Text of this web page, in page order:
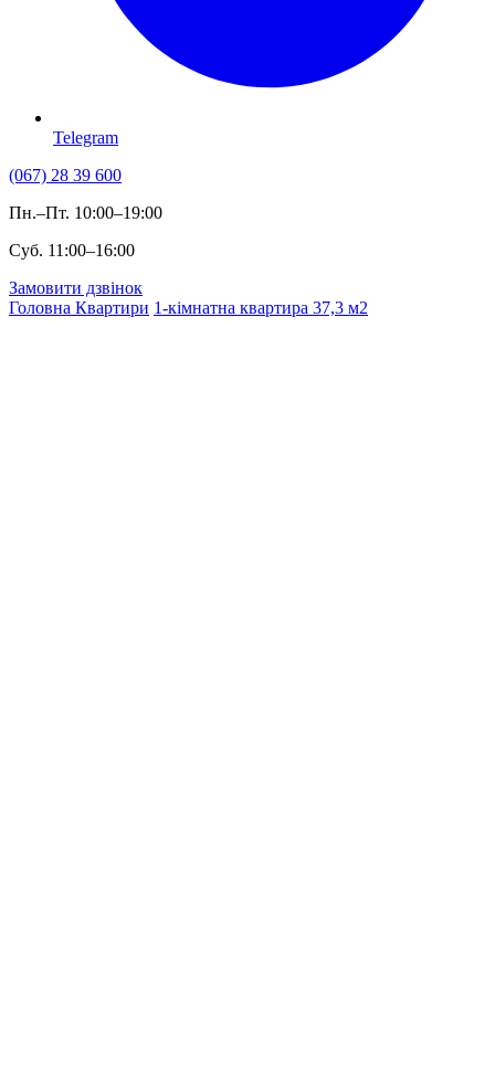
Telegram
(067) 28 39 600
Пн.–Пт. 10:00–19:00
Суб. 11:00–16:00
Замовити дзвінок
Головна Квартири 1-кімнатна квартира 37,3 м2